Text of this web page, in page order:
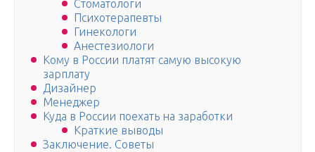
Стоматологи
Психотерапевты
Гинекологи
Анестезиологи
Кому в России платят самую высокую
зарплату
Дизайнер
Менеджер
Куда в России поехать на заработки
Краткие выводы
Заключение. Советы